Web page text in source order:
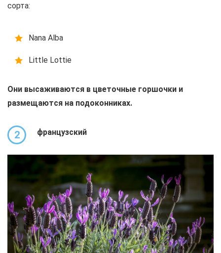
сорта:
Nana Alba
Little Lottie
Они высаживаются в цветочные горшочки и
размещаются на подоконниках.
2 французский